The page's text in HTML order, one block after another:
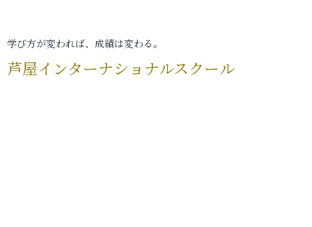
学び方が変われば、成績は変わる。
芦屋インターナショナルスクール